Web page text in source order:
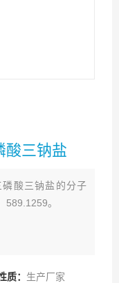
酸三钠盐
酸三钠盐的分子
。
质： 生产厂家